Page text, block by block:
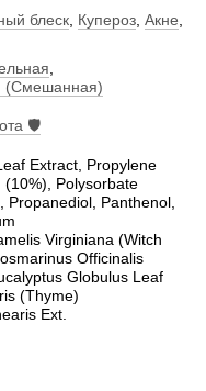
блеск Купероз Акне
(Смешанная)
🛡️
Extract, Propylene
(10%), Polysorbate
Propanediol, Panthenol,
Virginiana (Witch
Officinalis
Globulus Leaf
(Thyme)
Ext.